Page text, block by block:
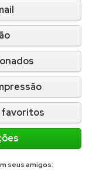
favoritos
seus amigos: